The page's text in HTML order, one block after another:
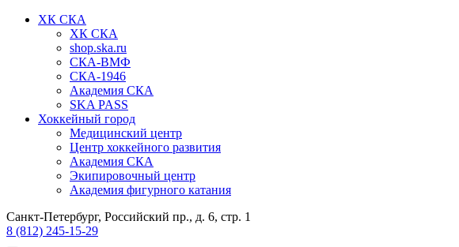
ХК СКА
ХК СКА
shop.ska.ru
СКА-ВМФ
СКА-1946
Академия СКА
SKA PASS
Хоккейный город
Медицинский центр
Центр хоккейного развития
Академия СКА
Экипировочный центр
Академия фигурного катания
Санкт-Петербург, Российский пр., д. 6, стр. 1
8 (812) 245-15-29